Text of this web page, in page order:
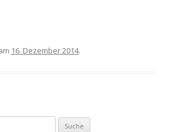
16. Dezember 2014.